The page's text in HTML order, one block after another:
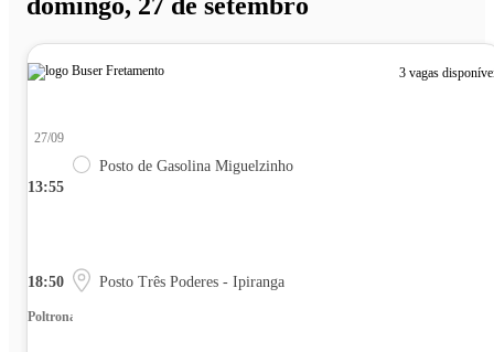
3 vagas
13:55
27/09
Posto de Gasolina Miguelzinho
18:50 Posto Três Poderes - Ipiranga
Poltrona